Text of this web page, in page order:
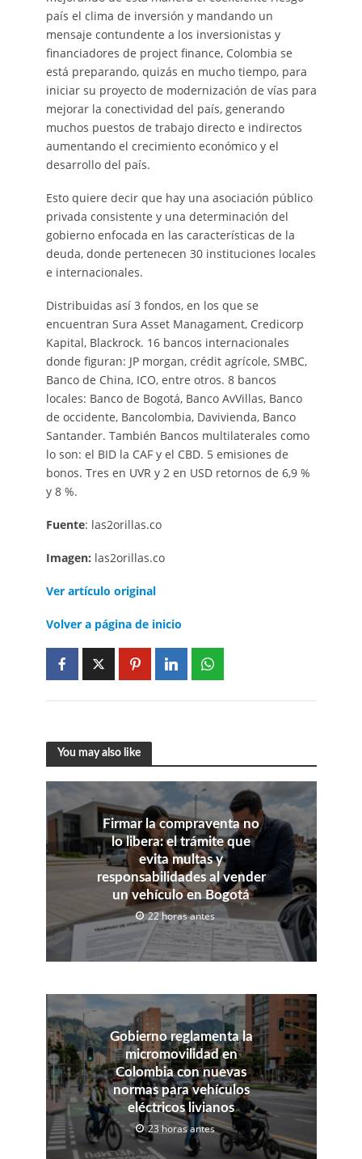
país el clima de inversión y mandando un
mensaje contundente a los inversionistas y
financiadores de project finance, Colombia se
está preparando, quizás en mucho tiempo, para
iniciar su proyecto de modernización de vías para
mejorar la conectividad del país, generando
muchos puestos de trabajo directo e indirectos
aumentando el crecimiento económico y el
desarrollo del país.
Esto quiere decir que hay una asociación público
privada consistente y una determinación del
gobierno enfocada en las características de la
deuda, donde pertenecen 30 instituciones locales
e internacionales.
Distribuidas así 3 fondos, en los que se
encuentran Sura Asset Managament, Credicorp
Kapital, Blackrock. 16 bancos internacionales
donde figuran: JP morgan, crédit agrícole, SMBC,
Banco de China, ICO, entre otros. 8 bancos
locales: Banco de Bogotá, Banco AvVillas, Banco
de occidente, Bancolombia, Davivienda, Banco
Santander. También Bancos multilaterales como
lo son: el BID la CAF y el CBD. 5 emisiones de
bonos. Tres en UVR y 2 en USD retornos de 6,9 %
y 8 %.
Fuente: las2orillas.co
Imagen: las2orillas.co
Ver artículo original
Volver a página de inicio
You may also like
Firmar la compraventa no
lo libera: el trámite que
evita multas y
responsabilidades al vender
un vehículo en Bogotá
22 horas antes
Gobierno reglamenta la
micromovilidad en
Colombia con nuevas
normas para vehículos
eléctricos livianos
23 horas antes